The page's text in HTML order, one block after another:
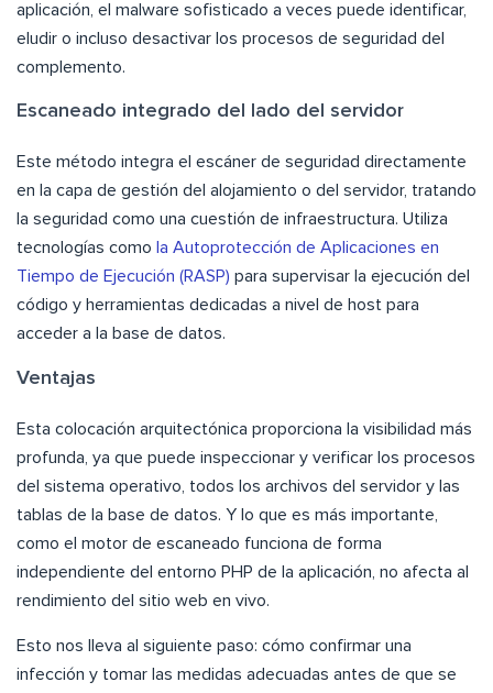
aplicación, el malware sofisticado a veces puede identificar,
eludir o incluso desactivar los procesos de seguridad del
complemento.
Escaneado integrado del lado del servidor
Este método integra el escáner de seguridad directamente
en la capa de gestión del alojamiento o del servidor, tratando
la seguridad como una cuestión de infraestructura. Utiliza
tecnologías como la Autoprotección de Aplicaciones en
Tiempo de Ejecución (RASP) para supervisar la ejecución del
código y herramientas dedicadas a nivel de host para
acceder a la base de datos.
Ventajas
Esta colocación arquitectónica proporciona la visibilidad más
profunda, ya que puede inspeccionar y verificar los procesos
del sistema operativo, todos los archivos del servidor y las
tablas de la base de datos. Y lo que es más importante,
como el motor de escaneado funciona de forma
independiente del entorno PHP de la aplicación, no afecta al
rendimiento del sitio web en vivo.
Esto nos lleva al siguiente paso: cómo confirmar una
infección y tomar las medidas adecuadas antes de que se